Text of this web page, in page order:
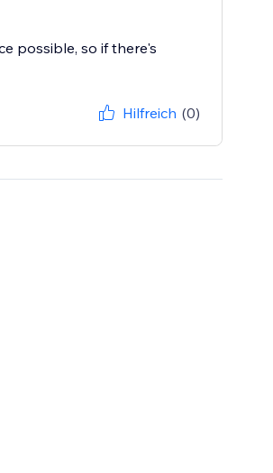
possible, so if there's
Hilfreich (0)